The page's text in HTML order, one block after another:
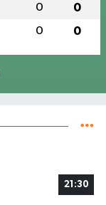
0 0
0 0
21:30